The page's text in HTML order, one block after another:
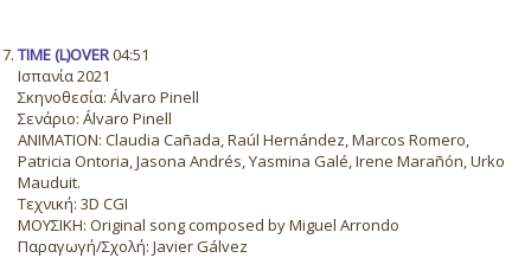
TIME (L)OVER04:51
Ισπανία 2021
Σκηνοθεσία: Álvaro Pinell
Σενάριο: Álvaro Pinell
ANIMATION: Claudia Cañada, Raúl Hernández, Marcos Romero,
Patricia Ontoria, Jasona Andrés, Yasmina Galé, Irene Marañón, Urko
Mauduit.
Τεχνική: 3D CGI
ΜΟΥΣΙΚΗ: Original song composed by Miguel Arrondo
Παραγωγή/Σχολή: Javier Gálvez